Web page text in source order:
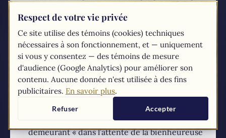
chemin de la sainteté ; elle aide aussi l’Église à
croître dans la charité et dans son témoignage.
EN SAVOIR PLUS...
232.Quel est le rapport des sacrements avec la
vie éternelle ?
Dans les sacrements, l’Église reçoit déjà une
anticipation de la vie éternelle, tout en
demeurant « dans l’attente de la bienheureuse
Respect de votre vie privée
Ce site utilise des témoins (cookies) techniques
nécessaires à son fonctionnement, et — uniquement
si vous y consentez — des témoins de mesure
d'audience (Google Analytics) pour améliorer son
contenu. Aucune donnée n'est utilisée à des fins
publicitaires. En savoir plus.
Refuser Accepter